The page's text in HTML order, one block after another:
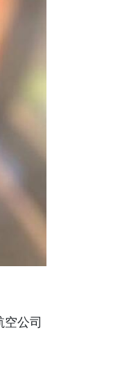
公司